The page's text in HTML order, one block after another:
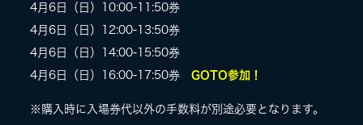
4月6日（日）10:00-11:50券
4月6日（日）12:00-13:50券
4月6日（日）14:00-15:50券
4月6日（日）16:00-17:50券
GOTO参加！
※購入時に入場券代以外の手数料が別途必要となります。